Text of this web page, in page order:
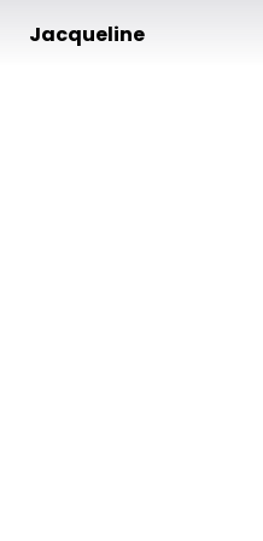
Jacqueline